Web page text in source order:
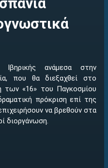
ανάμεσα στην
που θα διεξαχθεί στο
των «16» του Παγκοσμίου
πρόκριση επί της
να βρεθούν στα
διοργάνωση.